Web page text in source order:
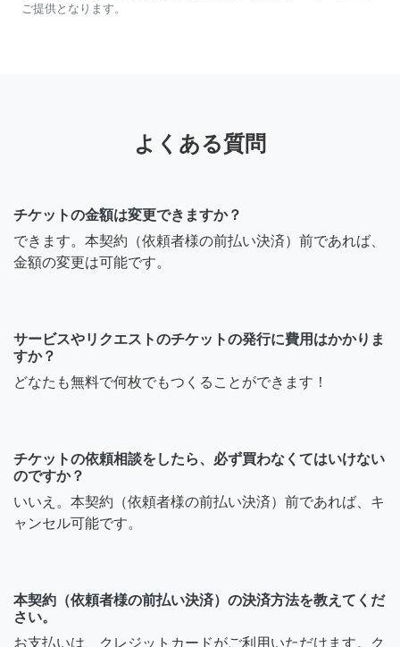
ご提供となります。
よくある質問
チケットの金額は変更できますか？
できます。本契約（依頼者様の前払い決済）前であれば、
金額の変更は可能です。
サービスやリクエストのチケットの発行に費用はかかりま
すか？
どなたも無料で何枚でもつくることができます！
チケットの依頼相談をしたら、必ず買わなくてはいけない
のですか？
いいえ。本契約（依頼者様の前払い決済）前であれば、キ
ャンセル可能です。
本契約（依頼者様の前払い決済）の決済方法を教えてくだ
さい。
お支払いは、クレジットカードがご利用いただけます。ク